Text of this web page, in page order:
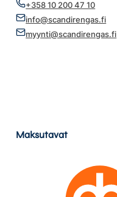
+358 10 200 47 10
info@scandirengas.fi
myynti@scandirengas.fi
Maksutavat